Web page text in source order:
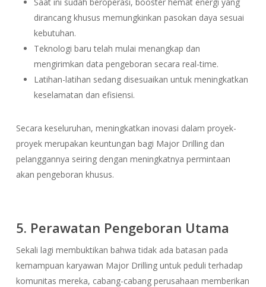
dirancang khusus memungkinkan pasokan daya sesuai
kebutuhan.
Teknologi baru telah mulai menangkap dan
mengirimkan data pengeboran secara real-time.
Latihan-latihan sedang disesuaikan untuk meningkatkan
keselamatan dan efisiensi.
Secara keseluruhan, meningkatkan inovasi dalam proyek-
proyek merupakan keuntungan bagi Major Drilling dan
pelanggannya seiring dengan meningkatnya permintaan
akan pengeboran khusus.
5. Perawatan Pengeboran Utama
Sekali lagi membuktikan bahwa tidak ada batasan pada
kemampuan karyawan Major Drilling untuk peduli terhadap
komunitas mereka, cabang-cabang perusahaan memberikan